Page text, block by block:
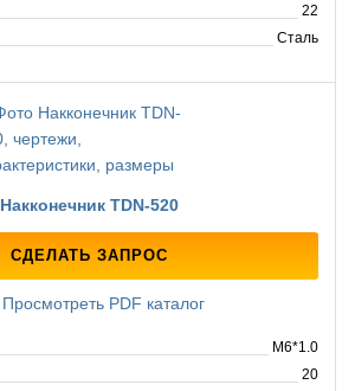
22
Сталь
Накконечник TDN-520
СДЕЛАТЬ ЗАПРОС
Просмотреть PDF каталог
M6*1.0
20